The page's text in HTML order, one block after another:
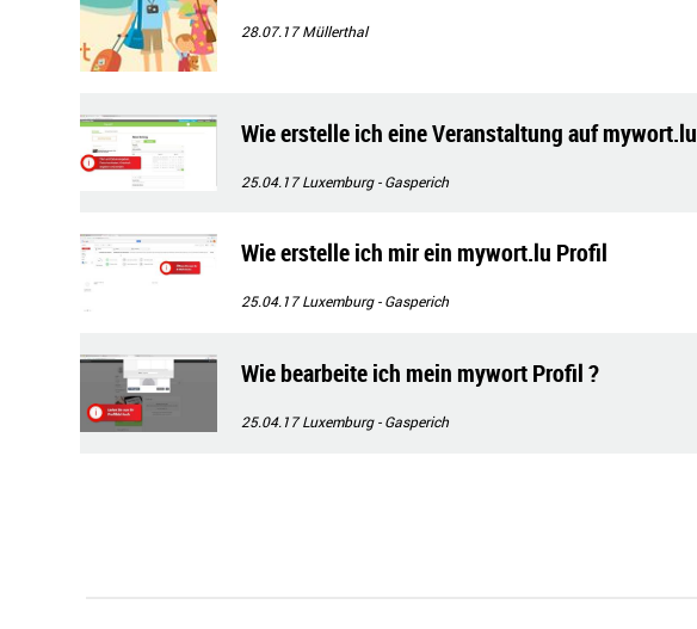
28.07.17Müllerthal
Wie erstelle ich eine Veranstaltung auf mywort.lu
25.04.17Luxemburg - Gasperich
Wie erstelle ich mir ein mywort.lu Profil
25.04.17Luxemburg - Gasperich
Wie bearbeite ich mein mywort Profil ?
25.04.17Luxemburg - Gasperich